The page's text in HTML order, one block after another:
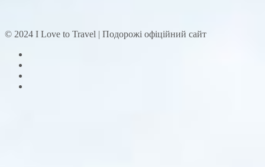
© 2024 I Love to Travel | Подорожі офіційний сайт